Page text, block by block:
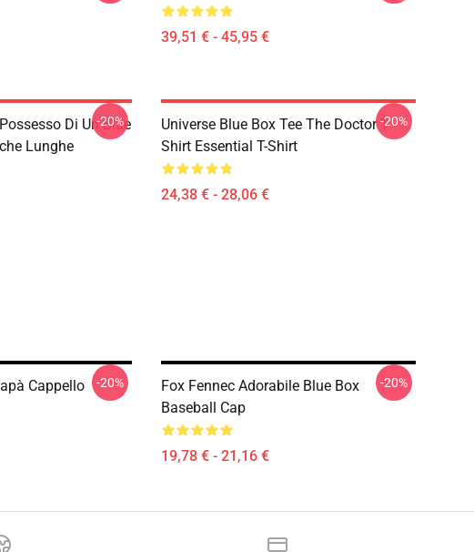
39,51 € - 45,95 €
Di Un Blue
Lunghe
-20%
Universe Blue Box Tee The Doctor T-
Shirt Essential T-Shirt
24,38 € - 28,06 €
-20%
Cappello -20%
Fox Fennec Adorabile Blue Box
Baseball Cap
19,78 € - 21,16 €
-20%